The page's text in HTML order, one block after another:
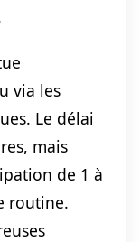
via les
Le délai
mais
de 1 à
routine.